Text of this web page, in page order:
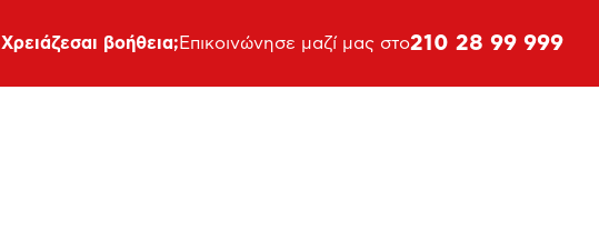
Xρειάζεσαι βοήθεια; Επικοινώνησε μαζί μας στο210 28 99 999